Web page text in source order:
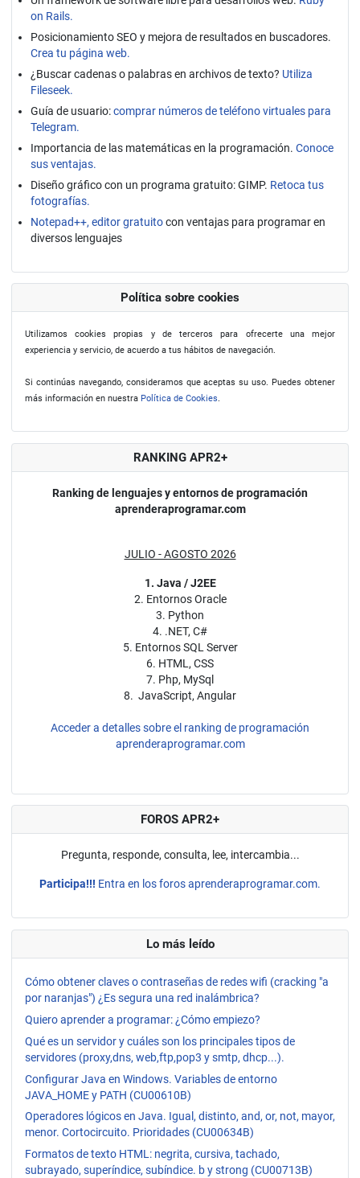
on Rails.
Posicionamiento SEO y mejora de resultados en buscadores.
Crea tu página web.
¿Buscar cadenas o palabras en archivos de texto? Utiliza
Fileseek.
Guía de usuario:comprar números de teléfono virtuales para
Telegram.
Importancia de las matemáticas en la programación. Conoce
sus ventajas.
Diseño gráfico con un programa gratuito: GIMP. Retoca tus
fotografías.
Notepad++, editor gratuitocon ventajas para programar en
diversos lenguajes
Política sobre cookies
Utilizamos cookies propias y de terceros para ofrecerte una mejor
experiencia y servicio, de acuerdo a tus hábitos de navegación.
Si continúas navegando, consideramos que aceptas su uso. Puedes obtener
más información en nuestra Política de Cookies.
RANKING APR2+
Ranking de lenguajes y entornos de programación
aprenderaprogramar.com
JULIO - AGOSTO 2026
1. Java / J2EE
2. Entornos Oracle
3. Python
4. .NET, C#
5. Entornos SQL Server
6. HTML, CSS
7. Php, MySql
8. JavaScript, Angular
Acceder a detalles sobre el ranking de programación
aprenderaprogramar.com
FOROS APR2+
Pregunta, responde, consulta, lee, intercambia...
Participa!!! Entra en los foros aprenderaprogramar.com.
Lo más leído
Cómo obtener claves o contraseñas de redes wifi (cracking "a
por naranjas") ¿Es segura una red inalámbrica?
Quiero aprender a programar: ¿Cómo empiezo?
Qué es un servidor y cuáles son los principales tipos de
servidores (proxy,dns, web,ftp,pop3 y smtp, dhcp...).
Configurar Java en Windows. Variables de entorno
JAVA_HOME y PATH (CU00610B)
Operadores lógicos en Java. Igual, distinto, and, or, not, mayor,
menor. Cortocircuito. Prioridades (CU00634B)
Formatos de texto HTML: negrita, cursiva, tachado,
subrayado, superíndice, subíndice. b y strong (CU00713B)